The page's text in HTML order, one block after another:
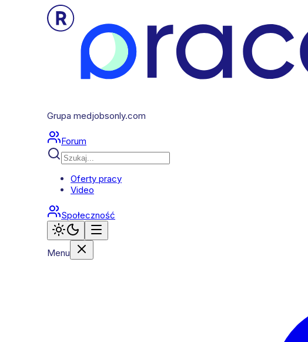
Grupa medjobsonly.com
Forum
Oferty pracy
Video
Społeczność
Menu